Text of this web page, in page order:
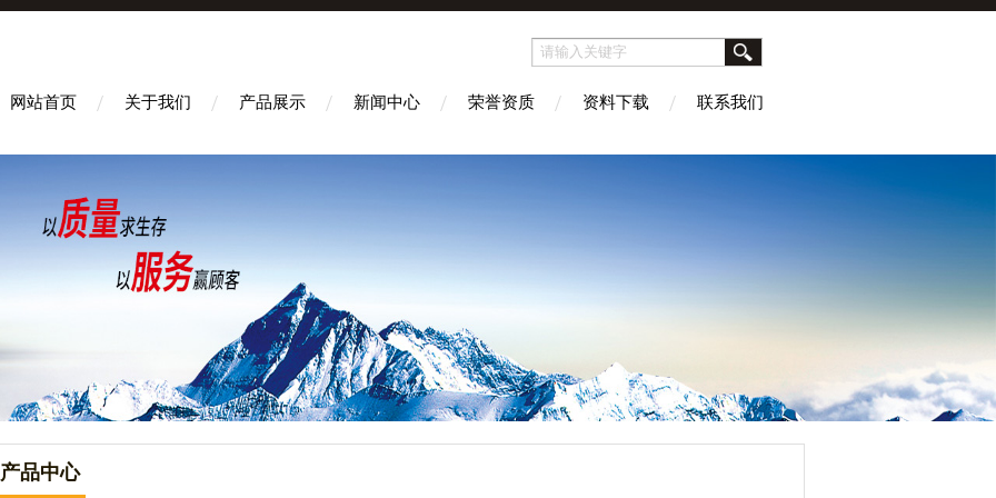
网站首页 关于我们 产品展示 新闻中心 荣誉资质 资料下载 联系我们
产品中心